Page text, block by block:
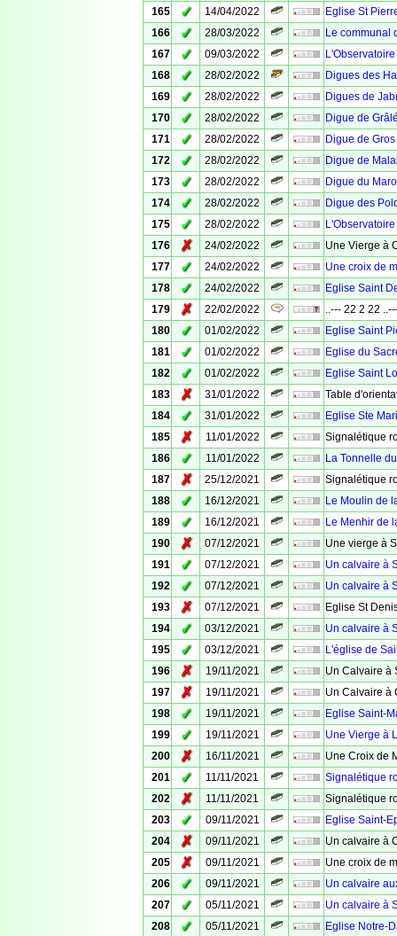
165
✓ 14/04/2022
Eglise St
166
✓ 28/03/2022
Le communal
167
✓ 09/03/2022
168
✓ 28/02/2022
Digues des
169
✓ 28/02/2022
Digues de
170
✓ 28/02/2022
Digue de
171
✓ 28/02/2022
Digue de
172
✓ 28/02/2022
Digue de
173
✓ 28/02/2022
Digue du
174
✓ 28/02/2022
Digue des
175
✓ 28/02/2022
176
✗ 24/02/2022
Une Vierge à
177
✓ 24/02/2022
Une croix de
178
✓ 24/02/2022
Eglise Saint
179
✗ 22/02/2022
..--- 22 2 22
180
✓ 01/02/2022
Eglise Saint
181
✓ 01/02/2022
Eglise du
182
✓ 01/02/2022
Eglise Saint
183
✗ 31/01/2022
Table
184
✓ 31/01/2022
Eglise Ste
185
✗ 11/01/2022
Signalétique
186
✓ 11/01/2022
La Tonnelle
187
✗ 25/12/2021
Signalétique
188
✓ 16/12/2021
Le Moulin de
189
✓ 16/12/2021
Le Menhir de
190
✗ 07/12/2021
Une vierge à
191
✓ 07/12/2021
Un calvaire à
192
✓ 07/12/2021
Un calvaire à
193
✗ 07/12/2021
Eglise St
194
✓ 03/12/2021
Un calvaire à
195
✓ 03/12/2021
L'église de
196
✗ 19/11/2021
Un Calvaire à
197
✗ 19/11/2021
Un Calvaire à
198
✓ 19/11/2021
Eglise Saint-
199
✓ 19/11/2021
Une Vierge à
200
✗ 16/11/2021
Une Croix de
201
✓ 11/11/2021
Signalétique
202
✗ 11/11/2021
Signalétique
203
✓ 09/11/2021
Eglise Saint-
204
✗ 09/11/2021
Un calvaire à
205
✗ 09/11/2021
Une croix de
206
✓ 09/11/2021
Un calvaire
207
✓ 05/11/2021
Un calvaire à
208
✓ 05/11/2021
Eglise Notre-